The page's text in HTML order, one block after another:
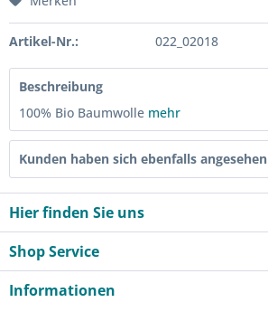
Artikel-Nr.: 022_02018
Beschreibung
100% Bio Baumwolle mehr
Kunden haben sich ebenfalls angesehen
Hier finden Sie uns
Shop Service
Informationen